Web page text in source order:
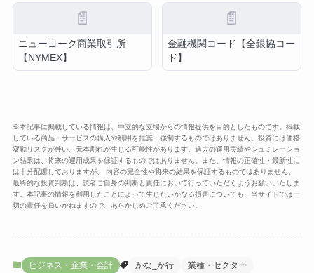
📄
ニューヨーク商業取引所
【NYMEX】
📄
金融機関コード【全銀協コー
ド】
※本記事に掲載している情報は、中立的な立場からの情報提供を目的としたものです。掲載
している商品・サービスの購入や利用を推奨・強制するものではありません。投資には価格
変動リスクが伴い、元本割れが生じる可能性があります。過去の運用実績やシュミレーショ
ン結果は、将来の運用成果を保証するものではありません。また、情報の正確性・最新性に
は十分配慮しておりますが、 内容の完全性や将来の結果を保証するものではありません。
最終的な投資判断は、読者ご自身の判断と責任において行っていただくようお願いいたしま
す。本記事の情報を利用したことによって生じたいかなる損害についても、当サイトでは一
切の責任を負いかねますので、あらかじめご了承ください。
ビジネス・企業・会計 かな_か行 業種・セクター